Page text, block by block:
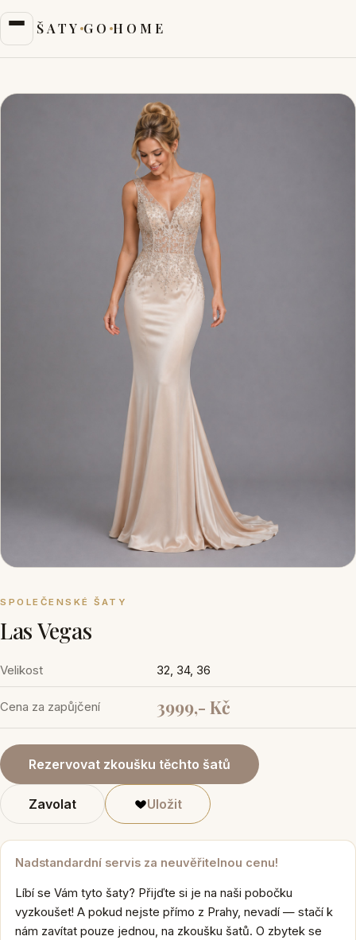
ŠATY GO HOME
SPOLEČENSKÉ ŠATY
Las Vegas
Velikost 32, 34, 36
Cena za zapůjčení 3999,- Kč
Rezervovat zkoušku těchto šatů
Zavolat Uložit
Nadstandardní servis za neuvěřitelnou cenu!
Líbí se Vám tyto šaty? Přijďte si je na naši pobočku
vyzkoušet! A pokud nejste přímo z Prahy, nevadí — stačí k
nám zavítat pouze jednou, na zkoušku šatů. O zbytek se